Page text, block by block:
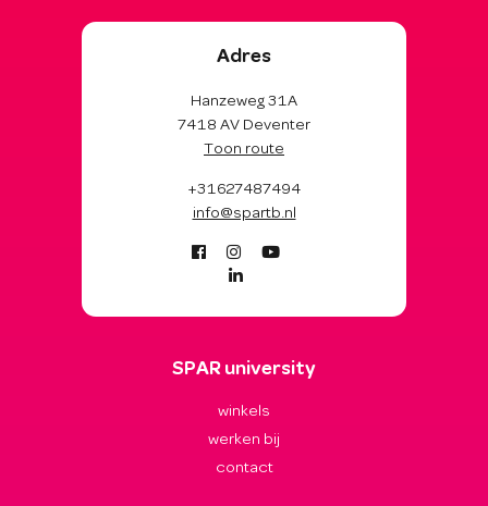
Adres
Hanzeweg 31A
7418 AV Deventer
Toon route
+31627487494
info@spartb.nl
SPAR university
winkels
werken bij
contact